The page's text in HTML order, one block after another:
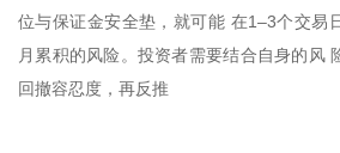
位与保证金安全垫，就可能 在1–3个交易
月累积的风险。投资者需要结合自身的风
回撤容忍度，再反推